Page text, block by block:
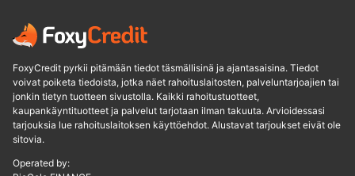
FoxyCredit pyrkii pitämään tiedot täsmällisinä ja ajantasaisina. Tiedot
voivat poiketa tiedoista, jotka näet rahoituslaitosten, palveluntarjoajien tai
jonkin tietyn tuotteen sivustolla. Kaikki rahoitustuotteet,
kaupankäyntituotteet ja palvelut tarjotaan ilman takuuta. Arvioidessasi
tarjouksia lue rahoituslaitoksen käyttöehdot. Alustavat tarjoukset eivät ole
sitovia.
Operated by: